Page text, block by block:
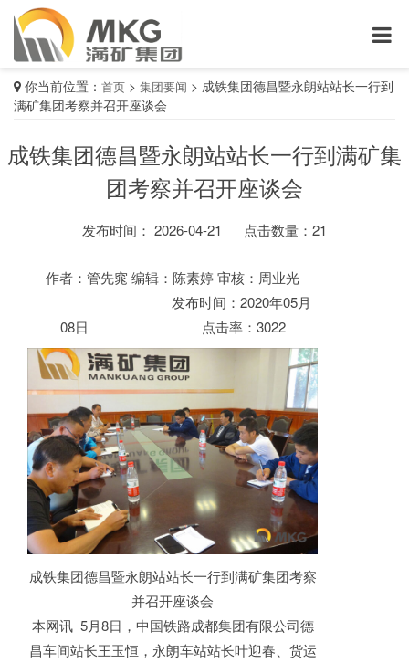
你当前位置： 首页 > 集团要闻 > 成铁集团德昌暨永朗站站长一行到
满矿集团考察并召开座谈会
成铁集团德昌暨永朗站站长一行到满矿集
团考察并召开座谈会
发布时间： 2026-04-21 点击数量： 21
作者：管先窕 编辑：陈素婷 审核：周业光
发布时间：2020年05月
08日 点击率：3022
成铁集团德昌暨永朗站站长一行到满矿集团考察
并召开座谈会
本网讯 5月8日，中国铁路成都集团有限公司德
昌车间站长王玉恒，永朗车站站长叶迎春、货运